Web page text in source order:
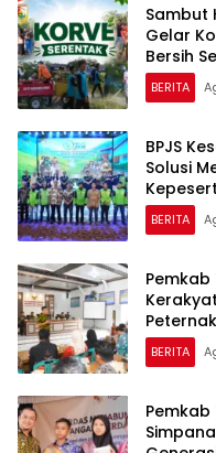
Sambut
Gelar
Bersih
BERITA
BPJS
Solusi
BERITA
BERITA